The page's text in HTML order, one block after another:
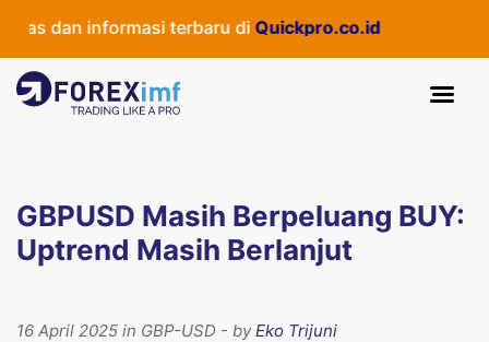
dan informasi terbaru di Quickpro.co.id
GBPUSD Masih Berpeluang BUY:
Uptrend Masih Berlanjut
16 April 2025 in GBP-USD - byEko Trijuni